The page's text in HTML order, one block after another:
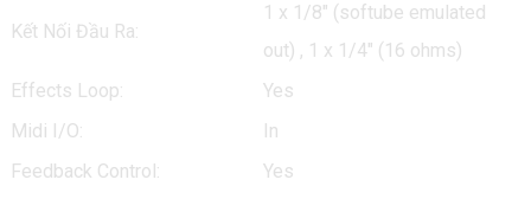
Kết Nối Đầu Ra:
1 x 1/8" (softube emulated
out) , 1 x 1/4" (16 ohms)
Effects Loop:
Yes
Midi I/O:
In
Feedback Control:
Yes